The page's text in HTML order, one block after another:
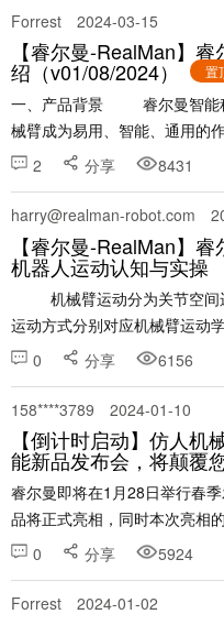
Forrest 2024-03-15
【睿尔曼-RealMan】
绍（v01/08/2024） 置
一、产品背景 睿尔曼智能科
械臂成为易用、智能、通用的
此，公司开发了一套机......
2 分享 8431
harry@realman-robot.com
【睿尔曼-RealMan】
机器人运动认知与实操
机械臂运动分为关节空间
运动方式分别对应机械臂运动
景下可以使用不同的......
0 分享 6156
158****3789 2024-01-10
【倒计时启动】仿人
能新品发布会，将颠覆
睿尔曼即将在1月28日举行春
品将正式亮相，同时本次亮相
人走进千家万户迈出一大步。
0 分享 5924
Forrest 2024-01-02